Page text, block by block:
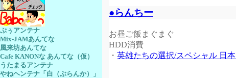
●らんちー
お昼ご飯まぐまぐ
HDD消費
・ 英雄たちの選択/スペシャル 日
ぷぅアンテナ
Mix-JAMあんてな
風来坊あんてな
Cafe KANONな あんてな（仮）
うたまるアンテナ
やねヘンテナ「白（ぶらんか）」